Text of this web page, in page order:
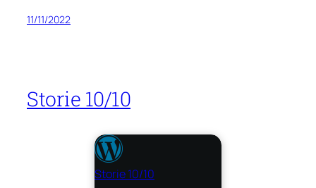
11/11/2022
Storie 10/10
Storie 10/10